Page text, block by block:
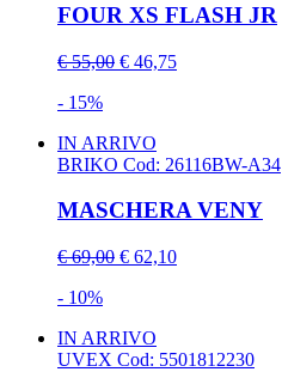
FOUR XS FLASH JR
€ 55,00 € 46,75
- 15%
IN ARRIVO
BRIKO Cod: 26116BW-A34
MASCHERA VENY
€ 69,00 € 62,10
- 10%
IN ARRIVO
UVEX Cod: 5501812230